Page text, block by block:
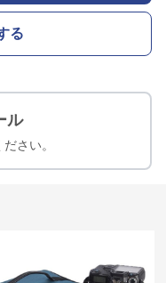
る
ル
さい。